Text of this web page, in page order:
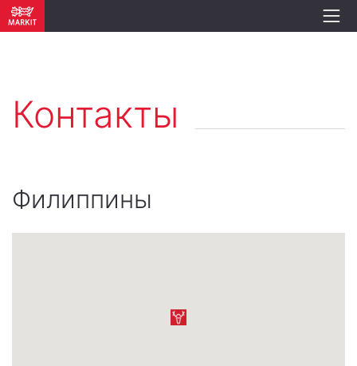
Контакты
Филиппины